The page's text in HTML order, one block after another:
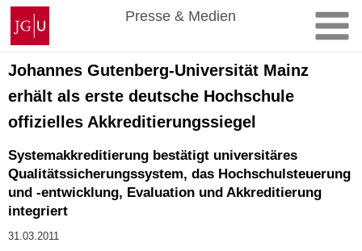
Zum
Inhalt
springen
Johannes
Gutenberg-
Universität
Mainz
Presse & Medien
Johannes Gutenberg-Universität Mainz
erhält als erste deutsche Hochschule
offizielles Akkreditierungssiegel
Systemakkreditierung bestätigt universitäres
Qualitätssicherungssystem, das Hochschulsteuerung
und -entwicklung, Evaluation und Akkreditierung
integriert
31.03.2011